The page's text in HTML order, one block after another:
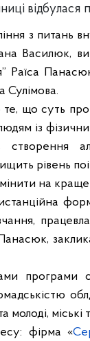
відбулася
з питань
Василюк,
Раїса
Сулімова.
що суть
із
рівень
на
Панасюк,
програми
молоді,
фірма «